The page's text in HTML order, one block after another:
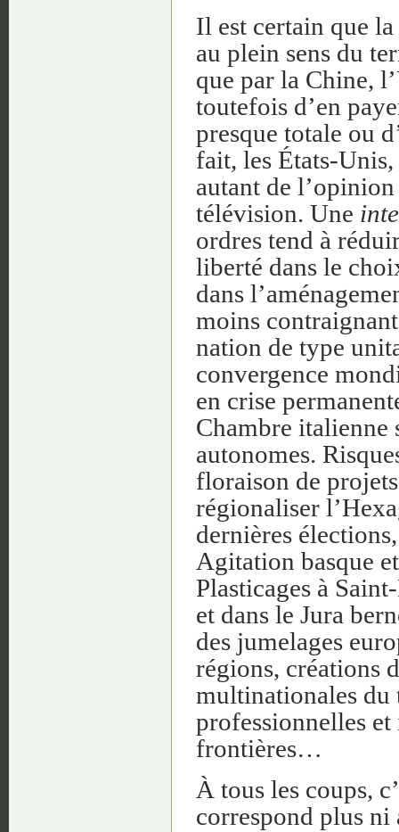
Il est certain que
au plein sens du
que par la Chine,
toutefois d’en
presque totale ou
fait, les États-
autant de
télévision. Une
ordres tend à
liberté dans le
dans
moins
nation de type
convergence
en crise
Chambre italienne
autonomes.
floraison de
régionaliser
dernières
Agitation basque
Plasticages à
et dans le Jura
des jumelages
régions, créations
multinationales
professionnelles
frontières…
À tous les coups,
correspond plus